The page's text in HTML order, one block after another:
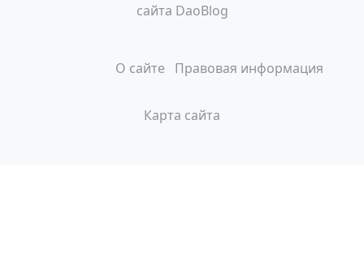
сайта DaoBlog
О сайте Правовая информация
Карта сайта